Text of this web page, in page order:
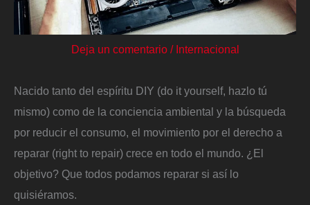
Deja un comentario / Internacional
Nacido tanto del espíritu DIY (do it yourself, hazlo tú
mismo) como de la conciencia ambiental y la búsqueda
por reducir el consumo, el movimiento por el derecho a
reparar (right to repair) crece en todo el mundo. ¿El
objetivo? Que todos podamos reparar si así lo
quisiéramos.